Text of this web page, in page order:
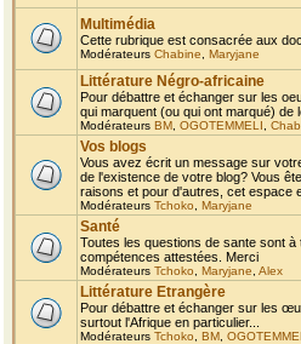
Multimédia
Cette rubrique est consacrée aux
Modérateurs Chabine Maryjane
Littérature Négro-africaine
Pour débattre et échanger sur les
qui marquent (ou qui ont marqué) de
Modérateurs BM OGOTEMMELI
Vos blogs
Vous avez écrit un message sur
de l'existence de votre blog? Vous
raisons et pour d'autres, cet espace
Modérateurs Tchoko Maryjane
Santé
Toutes les questions de sante sont
compétences attestées. Merci
Modérateurs Tchoko Maryjane Alex
Littérature Etrangère
Pour débattre et échanger sur les
surtout l'Afrique en particulier...
Modérateurs Tchoko BM